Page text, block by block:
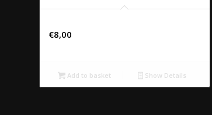
€8,00
Add to basket Show Details